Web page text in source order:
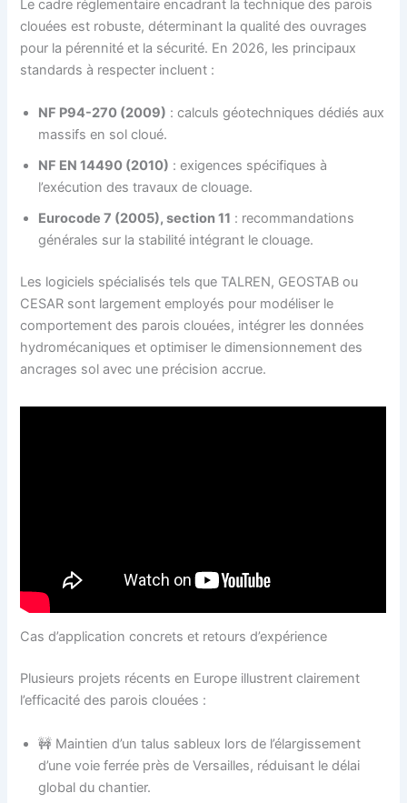
Le cadre réglementaire encadrant la technique des parois
clouées est robuste, déterminant la qualité des ouvrages
pour la pérennité et la sécurité. En 2026, les principaux
standards à respecter incluent :
NF P94-270 (2009) : calculs géotechniques dédiés aux
massifs en sol cloué.
NF EN 14490 (2010) : exigences spécifiques à
l’exécution des travaux de clouage.
Eurocode 7 (2005), section 11 : recommandations
générales sur la stabilité intégrant le clouage.
Les logiciels spécialisés tels que TALREN, GEOSTAB ou
CESAR sont largement employés pour modéliser le
comportement des parois clouées, intégrer les données
hydromécaniques et optimiser le dimensionnement des
ancrages sol avec une précision accrue.
Cas d’application concrets et retours d’expérience
Plusieurs projets récents en Europe illustrent clairement
l’efficacité des parois clouées :
🚧 Maintien d’un talus sableux lors de l’élargissement
d’une voie ferrée près de Versailles, réduisant le délai
global du chantier.